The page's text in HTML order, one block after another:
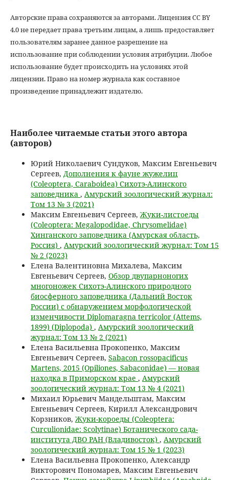
Авторские права сохраняются за авторами. Лицензия CC BY
4.0 не передает права третьим лицам, а лишь предоставляет
пользователям заранее данное разрешение на
использование при соблюдении условия атрибуции. Любое
использование будет происходить на условиях этой
лицензии. Право на номер журнала как составное
произведение принадлежит издателю.
Наиболее читаемые статьи этого автора
(авторов)
Юрий Николаевич Сундуков, Максим Евгеньевич
Сергеев, Дополнения к фауне жужелиц
(Coleoptera, Caraboidea) Сихотэ-Алинского
заповедника , Амурский зоологический журнал:
Том 13 № 3 (2021)
Максим Евгеньевич Сергеев, Жуки-листоеды
(Coleoptera: Megalopodidae, Chrysomelidae)
Хинганского заповедника (Амурская область,
Россия) , Амурский зоологический журнал: Том 15
№ 2 (2023)
Елена Валентиновна Михалева, Максим
Евгеньевич Сергеев, Обзор двупарноногих
многоножек Сихотэ-Алинского природного
биосферного заповедника (Дальний Восток
России) с обнаружением морфологической
изменчивости Diplomaragna terricolor (Attems,
1899) (Diplopoda) , Амурский зоологический
журнал: Том 13 № 2 (2021)
Елена Васильевна Прокопенко, Максим
Евгеньевич Сергеев, Sabacon rossopacificus
Martens, 2015 (Opiliones, Sabaconidae) — новая
находка в Приморском крае , Амурский
зоологический журнал: Том 13 № 4 (2021)
Михаил Юрьевич Мандельштам, Максим
Евгеньевич Сергеев, Кирилл Александрович
Корзников, Жуки-короеды (Coleoptera:
Curculionidae: Scolytinae) Ботанического сада-
института ДВО РАН (Владивосток) , Амурский
зоологический журнал: Том 15 № 1 (2023)
Елена Васильевна Прокопенко, Александр
Викторович Пономарев, Максим Евгеньевич